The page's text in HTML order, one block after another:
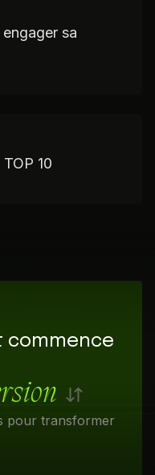
sa
10
commence
pour transformer